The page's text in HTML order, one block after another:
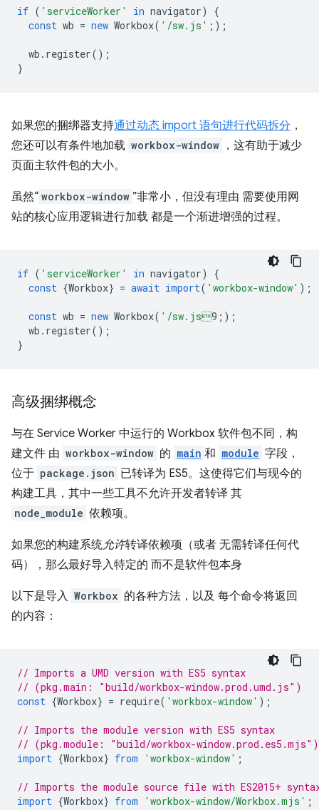
if ( 'serviceWorker' in navigator)
{
const wb = new Workbox( '/sw.js' ; );
wb . register();
}
如果您的捆绑器支持通过动态 import 语句进行代码拆分 ，
您还可以有条件地加载 workbox-window ，这有助于减少
页面主软件包的大小。
虽然“ workbox-window ”非常小，但没有理由 需要使用网
站的核心应用逻辑进行加载 都是一个渐进增强的过程。
if ( 'serviceWorker' in navigator)
{
const {Workbox} = await import( 'workbox-window' );
const wb = new Workbox( '/sw.js9; );
wb . register();
}
高级捆绑概念
与在 Service Worker 中运行的 Workbox 软件包不同，构
建文件 由 workbox-window 的 main 和 module 字段，
位于 package.json 已转译为 ES5。这使得它们与现今的
构建工具，其中一些工具不允许开发者转译 其
node_module 依赖项。
如果您的构建系统允许转译依赖项（或者 无需转译任何代
码），那么最好导入特定的 而不是软件包本身
以下是导入 Workbox 的各种方法，以及 每个命令将返回
的内容：
// Imports a UMD version with ES5 syntax
// (pkg.main: "build/workbox-window.prod.umd.js")
const {Workbox} = require( 'workbox-window' );
// Imports the module version with ES5 syntax
// (pkg.module: "build/workbox-window.prod.es5.mjs")
import {Workbox} from 'workbox-window' ;
// Imports the module source file with ES2015+
import {Workbox} from 'workbox-window/Workbox.mjs' ;